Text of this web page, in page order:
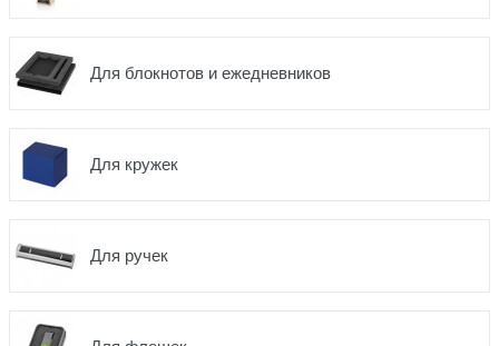
Для блокнотов и ежедневников
Для кружек
Для ручек